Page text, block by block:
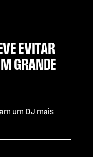
EVITAR
GRANDE
um DJ mais